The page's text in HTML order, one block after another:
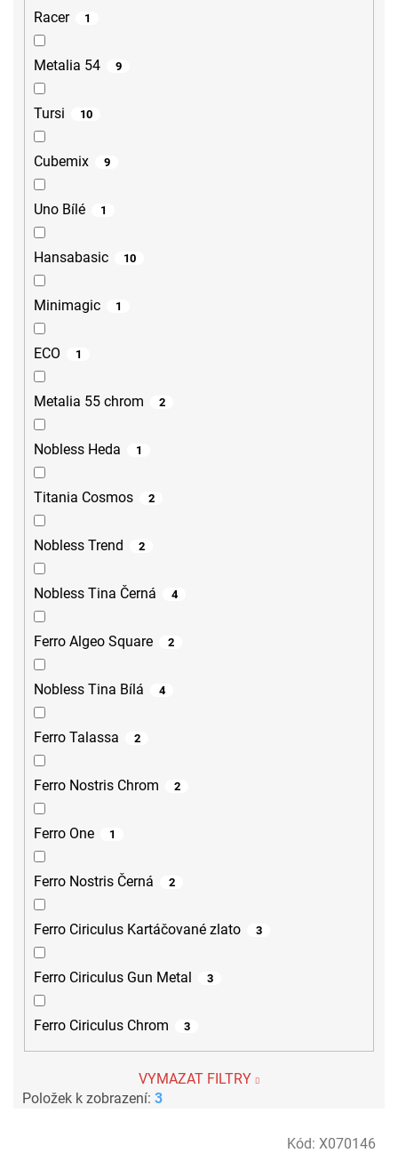
Racer 1
Metalia 54 9
Tursi 10
Cubemix 9
Uno Bílé 1
Hansabasic 10
Minimagic 1
ECO 1
Metalia 55 chrom 2
Nobless Heda 1
Titania Cosmos 2
Nobless Trend 2
Nobless Tina Černá 4
Ferro Algeo Square 2
Nobless Tina Bílá 4
Ferro Talassa 2
Ferro Nostris Chrom 2
Ferro One 1
Ferro Nostris Černá 2
Ferro Ciriculus Kartáčované zlato 3
Ferro Ciriculus Gun Metal 3
Ferro Ciriculus Chrom 3
VYMAZAT FILTRY
Položek k zobrazení: 3
Kód: X070146